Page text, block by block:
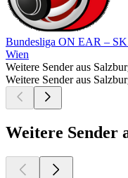
Bundesliga ON EAR –
Wien
Weitere Sender aus
Weitere Sender aus
Weitere Sender